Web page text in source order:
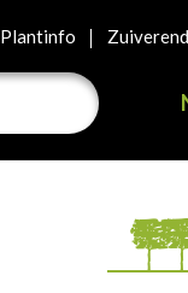
Plantinfo